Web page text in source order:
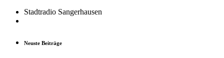
Stadtradio Sangerhausen
Neuste Beiträge